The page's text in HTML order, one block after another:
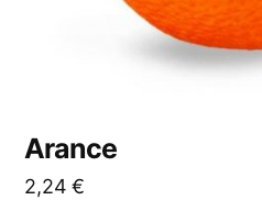
Arance
2,24€